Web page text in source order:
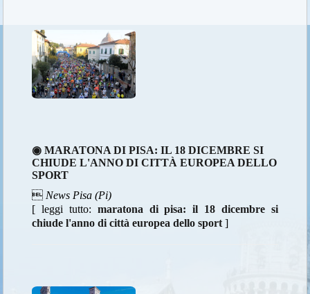
◉ MARATONA DI PISA: IL 18 DICEMBRE SI
CHIUDE L'ANNO DI CITTÀ EUROPEA DELLO
SPORT
 News Pisa (Pi)
[ leggi tutto: maratona di pisa: il 18 dicembre si
chiude l'anno di città europea dello sport ]